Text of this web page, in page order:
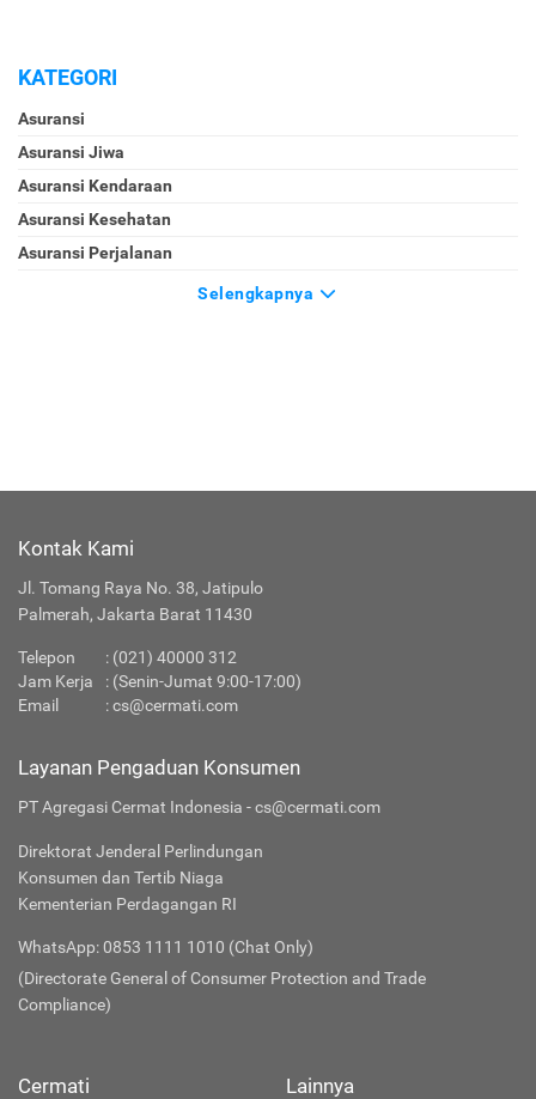
KATEGORI
Asuransi
Asuransi Jiwa
Asuransi Kendaraan
Asuransi Kesehatan
Asuransi Perjalanan
Selengkapnya
Kontak Kami
Jl. Tomang Raya No. 38, Jatipulo
Palmerah, Jakarta Barat 11430
Telepon : (021) 40000 312
Jam Kerja
: (Senin-Jumat 9:00-17:00)
Email
:cs@cermati.com
Layanan Pengaduan Konsumen
PT Agregasi Cermat Indonesia - cs@cermati.com
Direktorat Jenderal Perlindungan
Konsumen dan Tertib Niaga
Kementerian Perdagangan RI
WhatsApp: 0853 1111 1010 (Chat Only)
(Directorate General of Consumer Protection and Trade
Compliance)
Cermati Lainnya